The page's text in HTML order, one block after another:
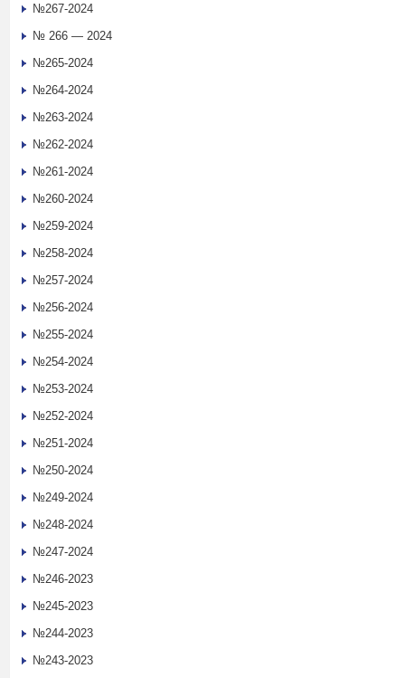
№267-2024
№ 266 — 2024
№265-2024
№264-2024
№263-2024
№262-2024
№261-2024
№260-2024
№259-2024
№258-2024
№257-2024
№256-2024
№255-2024
№254-2024
№253-2024
№252-2024
№251-2024
№250-2024
№249-2024
№248-2024
№247-2024
№246-2023
№245-2023
№244-2023
№243-2023